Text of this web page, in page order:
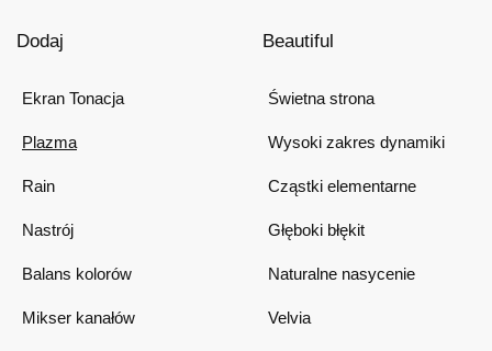
Dodaj
Ekran Tonacja
Plazma
Rain
Nastrój
Balans kolorów
Mikser kanałów
Beautiful
Świetna strona
Wysoki zakres dynamiki
Cząstki elementarne
Głęboki błękit
Naturalne nasycenie
Velvia